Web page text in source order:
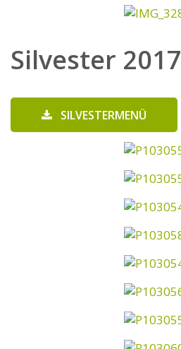
Silvester 2017
SILVESTERMENÜ